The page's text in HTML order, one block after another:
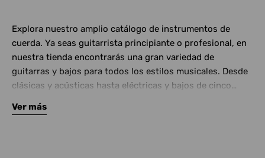
Explora nuestro amplio catálogo de instrumentos de
cuerda. Ya seas guitarrista principiante o profesional, en
nuestra tienda encontrarás una gran variedad de
guitarras y bajos para todos los estilos musicales. Desde
clásicas y acústicas hasta eléctricas y bajos de cinco
Complementa tu instrumento con amplificadores de
Ver más